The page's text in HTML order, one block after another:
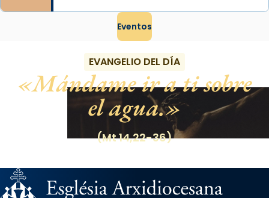
Eventos
EVANGELIO DEL DÍA
Mándame ir a ti sobre
el agua.
(Mt 14,22-36)